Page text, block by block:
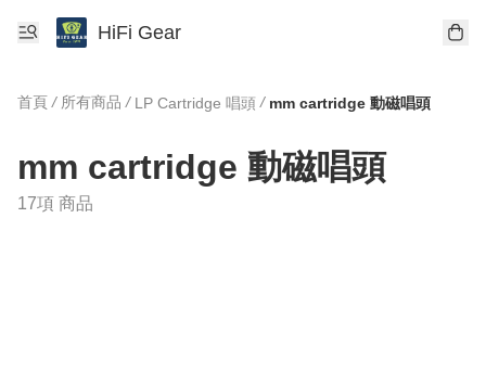
HiFi Gear
首頁 / 所有商品 / LP Cartridge 唱頭 / mm cartridge 動磁唱頭
mm cartridge 動磁唱頭
17項 商品